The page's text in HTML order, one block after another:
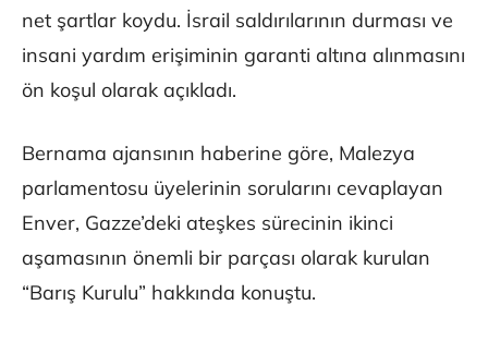
net şartlar koydu. İsrail saldırılarının durması ve
insani yardım erişiminin garanti altına alınmasını
ön koşul olarak açıkladı.
Bernama ajansının haberine göre, Malezya
parlamentosu üyelerinin sorularını cevaplayan
Enver, Gazze’deki ateşkes sürecinin ikinci
aşamasının önemli bir parçası olarak kurulan
“Barış Kurulu” hakkında konuştu.